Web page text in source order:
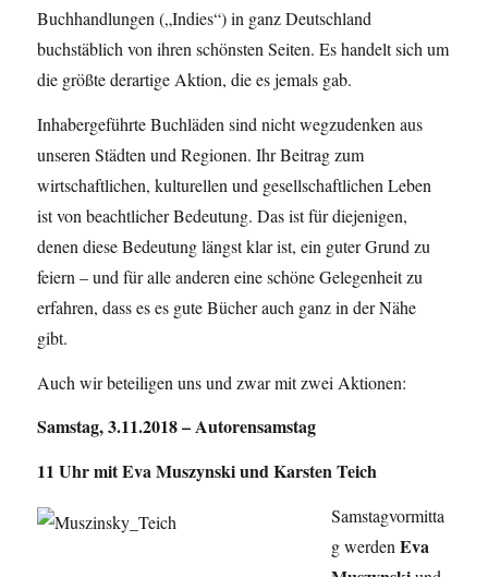
Buchhandlungen („Indies“) in ganz Deutschland
buchstäblich von ihren schönsten Seiten. Es handelt sich um
die größte derartige Aktion, die es jemals gab.
Inhabergeführte Buchläden sind nicht wegzudenken aus
unseren Städten und Regionen. Ihr Beitrag zum
wirtschaftlichen, kulturellen und gesellschaftlichen Leben
ist von beachtlicher Bedeutung. Das ist für diejenigen,
denen diese Bedeutung längst klar ist, ein guter Grund zu
feiern – und für alle anderen eine schöne Gelegenheit zu
erfahren, dass es es gute Bücher auch ganz in der Nähe
gibt.
Auch wir beteiligen uns und zwar mit zwei Aktionen:
Samstag, 3.11.2018 – Autorensamstag
11 Uhr mit Eva Muszynski und Karsten Teich
Samstagvormitta
g werdenEva